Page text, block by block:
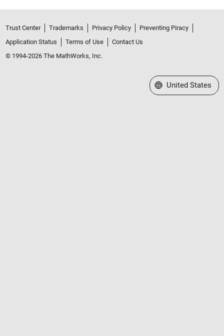
Trust Center Trademarks Privacy Policy
Preventing Piracy
Application Status
Terms of Use
Contact Us
© 1994-2026 The MathWorks, Inc.
Select a Web Site
United States